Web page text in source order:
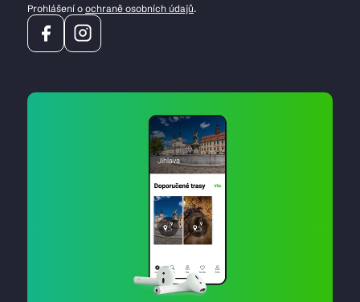
Prohlášení o ochraně osobních údajů.